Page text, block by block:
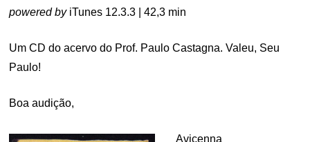
powered byiTunes 12.3.3 | 42,3 min
Um CD do acervo do Prof. Paulo Castagna. Valeu, Seu
Paulo!
Boa audição,
Avicenna